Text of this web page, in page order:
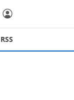
RSS